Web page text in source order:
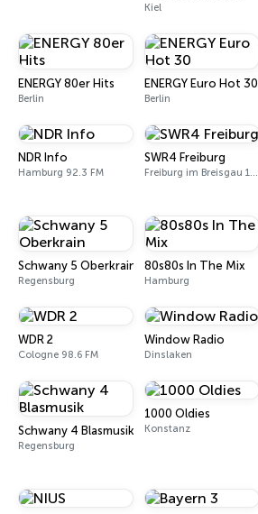
Kiel
ENERGY 80er Hits
Berlin
ENERGY Euro Hot 30
Berlin
NDR Info
Hamburg 92.3 FM
SWR4 Freiburg
Freiburg im Breisgau 100.2 FM
Schwany 5 Oberkrain
Regensburg
80s80s In The Mix
Hamburg
WDR 2
Cologne 98.6 FM
Window Radio
Dinslaken
Schwany 4 Blasmusik
Regensburg
1000 Oldies
Konstanz